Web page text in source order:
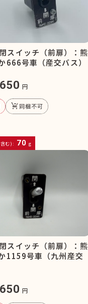
スイッチ（前扉）：熊
666号車（産交バス）
円
remove_shopping_cart同梱不可
む): 70 g
スイッチ（前扉）：熊
1159号車（九州産交
円